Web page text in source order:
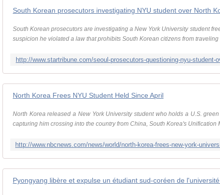
South Korean prosecutors investigating NYU student over North
South Korean prosecutors are investigating a New York University student
suspicion he violated a law that prohibits South Korean citizens from traveling
http://www.startribune.com/seoul-prosecutors-questioning-nyu-student-
North Korea Frees NYU Student Held Since April
North Korea released a New York University student who holds a U.S.
capturing him crossing into the country from China, South Korea's Unification
Pyongyang libère et expulse un étudiant sud-coréen de